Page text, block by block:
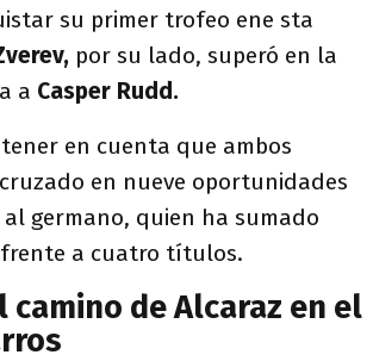
su primer trofeo ene sta
por su lado, superó en la
a Casper Rudd.
en cuenta que ambos
en nueve oportunidades
germano, quien ha sumado
a cuatro títulos.
camino de Alcaraz en el